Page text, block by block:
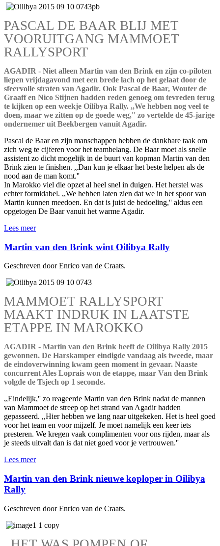
PASCAL DE BAAR BLIJ MET
VOORUITGANG MAMMOET
RALLYSPORT
AGADIR - Niet alleen Martin van den Brink en zijn co-piloten
liepen vrijdagavond met een brede lach op het gelaat door de
sfeervolle straten van Agadir. Ook Pascal de Baar, Wouter de
Graaff en Nico Stijnen hadden reden genoeg om tevreden terug
te kijken op een weekje Oilibya Rally. ,,We hebben nog veel te
doen, maar we zitten op de goede weg,'' zo vertelde de 45-jarige
ondernemer uit Beekbergen vanuit Agadir.
Pascal de Baar en zijn manschappen hebben de dankbare taak om
zich weg te cijferen voor het teambelang. De Baar moet als snelle
assistent zo dicht mogelijk in de buurt van kopman Martin van den
Brink zien te finishen. ,,Dan kun je elkaar het beste helpen als de
nood aan de man komt.''
In Marokko viel die opzet al heel snel in duigen. Het herstel was
echter formidabel. ,,We hebben laten zien dat we in het spoor van
Martin kunnen meedoen. En dat is juist de bedoeling,'' aldus een
opgetogen De Baar vanuit het warme Agadir.
Lees meer
Martin van den Brink wint Oilibya Rally
Geschreven door Enrico van de Craats.
MAMMOET RALLYSPORT
MAAKT INDRUK IN LAATSTE
ETAPPE IN MAROKKO
AGADIR - Martin van den Brink heeft de Oilibya Rally 2015
gewonnen. De Harskamper eindigde vandaag als tweede, maar
de eindoverwinning kwam geen moment in gevaar. Naaste
concurrent Ales Loprais won de etappe, maar Van den Brink
volgde de Tsjech op 1 seconde.
,,Eindelijk,'' zo reageerde Martin van den Brink nadat de mannen
van Mammoet de streep op het strand van Agadir hadden
gepasseerd. ,,Hier hebben we lang naar uitgekeken. Het is heel goed
voor het team en voor mijzelf. Je moet namelijk een keer iets
presteren. We kregen vaak complimenten voor ons rijden, maar als
je steeds uitvalt dan is dat niet goed voor je vertrouwen.''
Lees meer
Martin van den Brink nieuwe koploper in Oilibya
Rally
Geschreven door Enrico van de Craats.